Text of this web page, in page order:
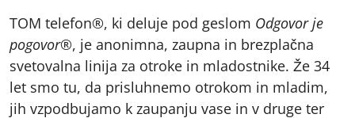
TOM telefon®, ki deluje pod geslom Odgovor je
pogovor®, je anonimna, zaupna in brezplačna
svetovalna linija za otroke in mladostnike. Že 34
let smo tu, da prisluhnemo otrokom in mladim,
jih vzpodbujamo k zaupanju vase in v druge ter